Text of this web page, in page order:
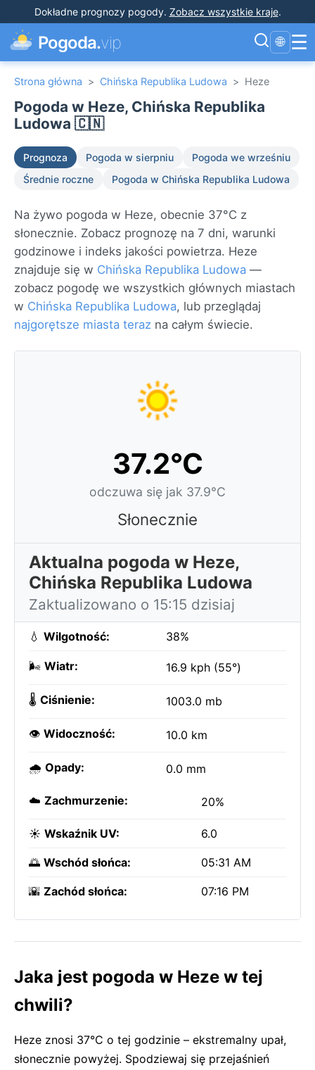
Dokładne prognozy pogody. Zobacz wszystkie kraje.
Pogoda.vip 🌐 ☰
Strona główna > Chińska Republika Ludowa > Heze
Pogoda w Heze, Chińska Republika
Ludowa 🇨🇳
Prognoza Pogoda w sierpniu
Pogoda we wrześniu
Średnie roczne
Pogoda w Chińska Republika Ludowa
Na żywo pogoda w Heze, obecnie 37°C z
słonecznie. Zobacz prognozę na 7 dni, warunki
godzinowe i indeks jakości powietrza. Heze
znajduje się w Chińska Republika Ludowa —
zobacz pogodę we wszystkich głównych miastach
w Chińska Republika Ludowa, lub przeglądaj
najgorętsze miasta teraz na całym świecie.
37.2°C
odczuwa się jak 37.9°C
Słonecznie
Aktualna pogoda w Heze,
Chińska Republika Ludowa
Zaktualizowano o 15:15 dzisiaj
💧 Wilgotność: 38%
🌬️ Wiatr: 16.9 kph (55°)
🌡️ Ciśnienie: 1003.0 mb
👁️ Widoczność: 10.0 km
🌧️ Opady: 0.0 mm
☁️ Zachmurzenie: 20%
☀️ Wskaźnik UV: 6.0
🌅 Wschód słońca: 05:31 AM
🌇 Zachód słońca: 07:16 PM
Jaka jest pogoda w Heze w tej
chwili?
Heze znosi 37°C o tej godzinie – ekstremalny upał,
słonecznie powyżej. Spodziewaj się przejaśnień